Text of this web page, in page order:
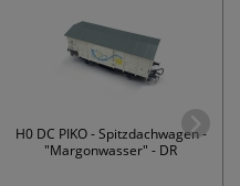
H0 DC PIKO - Spitzdachwagen -
"Margonwasser" - DR